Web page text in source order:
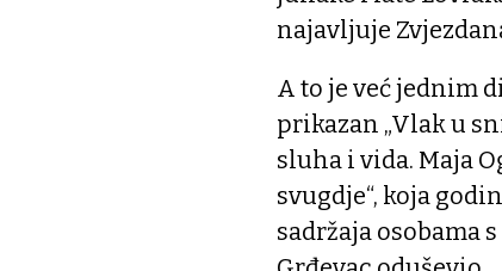
najavljuje
A to je već jednim
prikazan „Vlak u
sluha i vida. Maja
svugdje“, koja
sadržaja osobama